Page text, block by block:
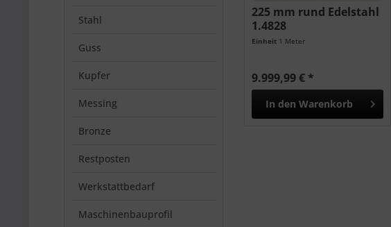
Stahl
Guss
Kupfer
Messing
Bronze
Restposten
Werkstattbedarf
Maschinenbauprofil
225 mm rund Edelstahl
1.4828
Einheit 1 Meter
9.999,99 € *
In den Warenkorb